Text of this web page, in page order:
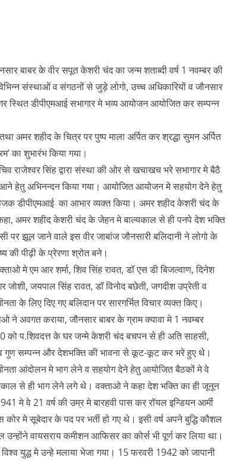
बाबर के वीर सपूत केशरी चंद का जन्म शताब्दी वर्ष 1 नवम्बर की
संस्थाओं व संगठनों से जुड़े लोगो, उच्च अधिकारियों व जौनसार
स्थित डीपीएमआई सभागार मे भव्य आयोजन आयोजित कर सम्पन्न
अमर शहीद के चित्र पर पुष्प माला अर्पित कर श्रद्धा सुमन अर्पित
का शुभारंभ किया गया।
राजेश्वर सिंह द्वारा संस्था की ओर से खचाखच भरे सभागार मे बैठै
आने हेतु अभिनन्दन किया गया। आयोजित आयोजन मे सहयोग देने हेतु
डीपीएमआई का आभार व्यक्त किया। अमर शहीद केशरी चंद के
कहा, अमर शहीद केशरी चंद के जेहन मे बाल्यकाल से ही पनपे देश भक्ति
पर झूल जाने वाले इस वीर जाबांज जौनसारी बलिदानी ने लोगो के
की पीढ़ी के प्रेरणा श्रोत बने।
मे एम आर शर्मा, शिव सिंह रावत, डॉ एस डी बिजल्वाण, दिनेश
जयपाल सिंह रावत, डॉ विनोद बछेती, जगदीश उप्रेती व
के लिए दिए गए बलिदान पर सारगर्भित विचार व्यक्त किए।
ने अवगत कराया, जौनसार बाबर के ग्राम क्यावा मे 1 नवम्बर
को प.शिवदत्त के घर जन्मे केशरी चंद बचपन से ही अति साहसी,
गुण सम्पन्न और देशभक्ति की भावना से कूट-कूट कर भरे हुए थे।
आंदोलन मे भाग लेने व सहयोग देने हेतु आयोजित बैठकों मे वे
से ही भाग लेने लगे थे। वक्ताओ ने कहा देश भक्ति का ही जूनून
मे वे 21 वर्ष की उम्र मे बारहवी पास कर रॉयल इन्डियन आर्मी
कोर मे सूबेदार के पद पर भर्ती हो गए थे। इसी वर्ष अपने बुद्धि कौशल
उन्होंने वायसराय कमीशन आफिसर का कोर्स भी पूर्ण कर लिया था।
युद्ध मे उन्हे मलाया भेजा गया। 15 फरवरी 1942 को जापानी